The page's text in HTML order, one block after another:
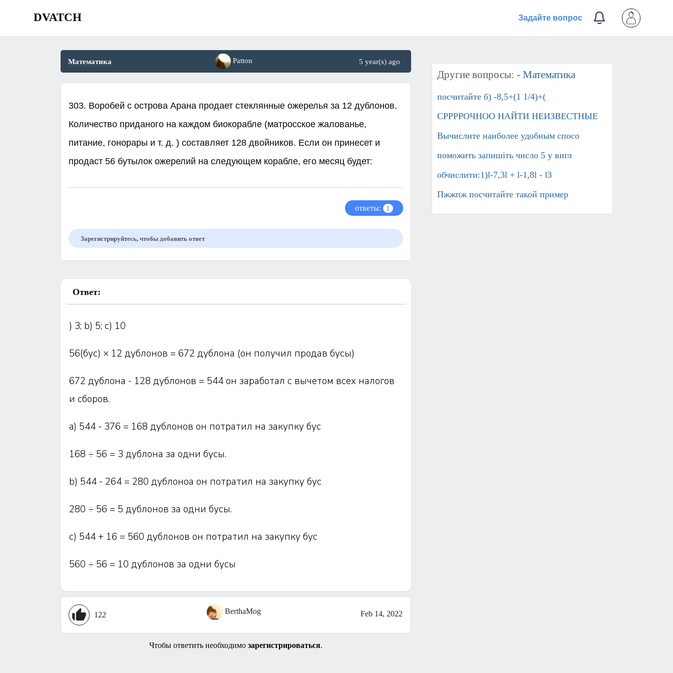
DVATCH Задайте вопрос
Математика Patton 5 year(s) ago
303. Воробей с острова Арана продает стеклянные ожерелья за 12 дублонов.
Количество приданого на каждом биокорабле (матросское жалованье,
питание, гонорары и т. д. ) составляет 128 двойников. Если он принесет и
продаст 56 бутылок ожерелий на следующем корабле, его месяц будет:​
ответы: 1
Зарегистрируйтесь, чтобы добавить ответ
Ответ:
) 3; b) 5; c) 10
56(бус) × 12 дублонов = 672 дублона (он получил продав бусы)
672 дублона - 128 дублонов = 544 он заработал с вычетом всех налогов
и сборов.
a) 544 - 376 = 168 дублонов он потратил на закупку бус
168 ÷ 56 = 3 дублона за одни бусы.
b) 544 - 264 = 280 дублоноа он потратил на закупку бус
280 ÷ 56 = 5 дублонов за одни бусы.
c) 544 + 16 = 560 дублонов он потратил на закупку бус
560 ÷ 56 = 10 дублонов за одни бусы
122 BerthaMog Feb 14, 2022
Чтобы ответить необходимо зарегистрироваться.
Другие вопросы: - Математика
посчитайте б) -8,5+(1 1/4)+(
СРРРРОЧНОО НАЙТИ НЕИЗВЕСТНЫЕ
Вычислите наиболее удобным спосо
поможить запишіть число 5 у вигл
обчислити:1)l-7,3l + l-1,8l - l3
Пжжпж посчитайте такой пример